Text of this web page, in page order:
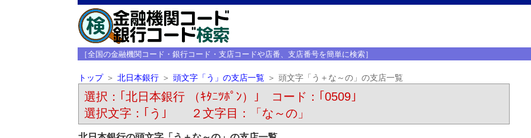
［全国の金融機関コード・銀行コード・支店コードや店番、支店番号を簡単に検索］
トップ 北日本銀行 頭文字「う」の支店一覧 頭文字「う＋な～の」の支店一覧
選択：｢北日本銀行 （ｷﾀﾆﾂﾎﾟﾝ）｣ コード：｢0509｣
選択文字：｢う｣ ２文字目：「な～の」